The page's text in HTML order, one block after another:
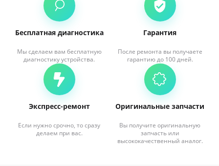
Бесплатная диагностика
Мы сделаем вам бесплатную
диагностику устройства.
Гарантия
После ремонта вы получаете
гарантию до 100 дней.
Экспресс-ремонт
Если нужно срочно, то сразу
делаем при вас.
Оригинальные запчасти
Вы получите оригинальную
запчасть или
высококачественный аналог.